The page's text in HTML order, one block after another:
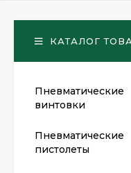
КАТАЛОГ
Пневматические
винтовки
Пневматические
пистолеты